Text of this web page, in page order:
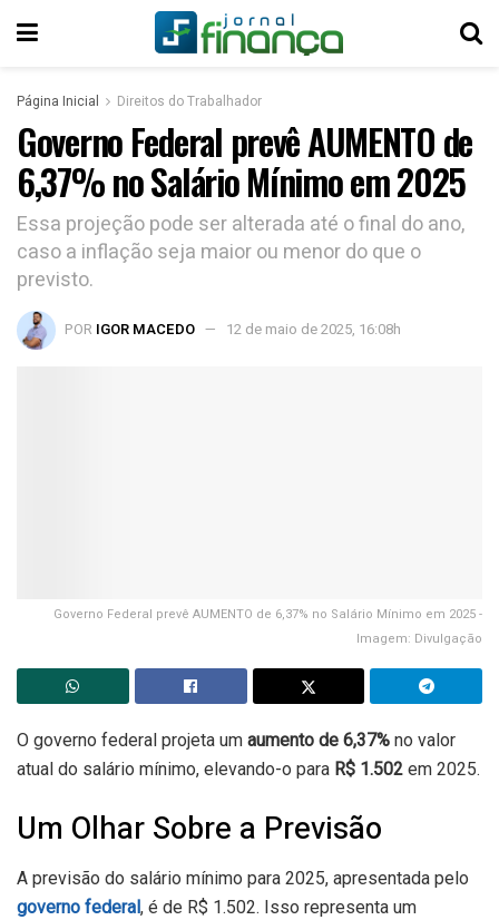
Página Inicial Direitos do Trabalhador
Governo Federal prevê AUMENTO de
6,37% no Salário Mínimo em 2025
Essa projeção pode ser alterada até o final do ano,
caso a inflação seja maior ou menor do que o
previsto.
POR IGOR MACEDO 12 de maio de 2025, 16:08h
Governo Federal prevê AUMENTO de 6,37% no Salário Mínimo em 2025 -
Imagem: Divulgação
O governo federal projeta um aumento de 6,37% no valor
atual do salário mínimo, elevando-o para R$ 1.502 em 2025.
Um Olhar Sobre a Previsão
A previsão do salário mínimo para 2025, apresentada pelo
governo federal, é de R$ 1.502. Isso representa um